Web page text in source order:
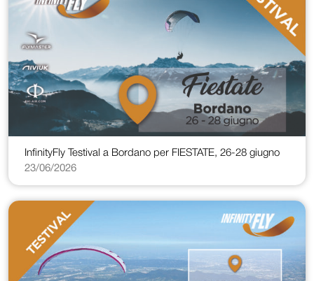
InfinityFly Testival a Bordano per FIESTATE, 26-28 giugno
23/06/2026